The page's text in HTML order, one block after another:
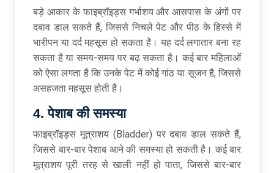
बड़े आकार के फाइब्रॉइड्स गर्भाशय और आसपास के अंगों पर
दबाव डाल सकते हैं, जिससे निचले पेट और पीठ के हिस्से में
भारीपन या दर्द महसूस हो सकता है। यह दर्द लगातार बना रह
सकता है या समय-समय पर बढ़ सकता है। कई बार महिलाओं
को ऐसा लगता है कि उनके पेट में कोई गांठ या सूजन है, जिससे
असहजता महसूस होती है।
4. पेशाब की समस्या
फाइब्रॉइड्स मूत्राशय (Bladder) पर दबाव डाल सकते हैं,
जिससे बार-बार पेशाब आने की समस्या हो सकती है। कई बार
मूत्राशय पूरी तरह से खाली नहीं हो पाता, जिससे बार-बार